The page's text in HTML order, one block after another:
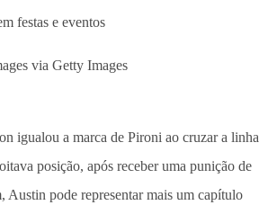
festas e eventos
via Getty Images
igualou a marca de Pironi ao cruzar a linha
posição, após receber uma punição de
Austin pode representar mais um capítulo